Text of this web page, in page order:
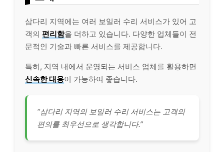
삼다리 지역에는 여러 보일러 수리 서비스가 있어 고
객의 편리함을 더하고 있습니다. 다양한 업체들이 전
문적인 기술과 빠른 서비스를 제공합니다.
특히, 지역 내에서 운영되는 서비스 업체를 활용하면
신속한 대응이 가능하여 좋습니다.
“삼다리 지역의 보일러 수리 서비스는 고객의
편의를 최우선으로 생각합니다.”